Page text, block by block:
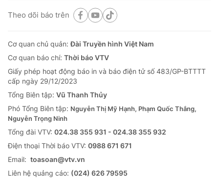
Theo dõi báo trên
Cơ quan chủ quản:Đài Truyền hình Việt Nam
Cơ quan báo chí: Thời báo VTV
Giấy phép hoạt động báo in và báo điện tử số 483/GP-BTTTT
cấp ngày 29/12/2023
Tổng Biên tập: Vũ Thanh Thủy
Phó Tổng Biên tập: Nguyễn Thị Mỹ Hạnh, Phạm Quốc Thắng,
Nguyễn Trọng Ninh
Tổng đài VTV: 024.38 355 931 - 024.38 355 932
Ðiện thoại Thời báo VTV: 0988 671 671
Email: toasoan@vtv.vn
Liên hệ quảng cáo: (024) 626 79595